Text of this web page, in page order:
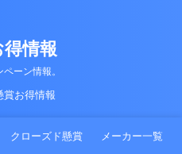
情報
ーン情報。
お得情報
クローズド懸賞 メーカー一覧